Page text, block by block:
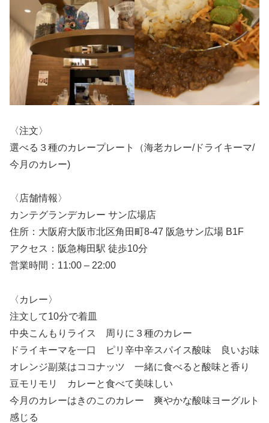
〈注文〉
選べる３種のカレープレート（海老カレー/ドライキーマ/
今月のカレー)
〈店舗情報〉
カンテグランデカレー サン広場店
住所：大阪府大阪市北区角田町8-47 阪急サン広場 B1F
アクセス：阪急梅田駅 徒歩10分
営業時間：11:00 – 22:00
〈カレー〉
注文して10分で着皿
中央こんもりライス 周りに３種のカレー
ドライキーマを一口 ピリ辛中辛スパイス酸味 良いお味
オレンジ副菜はココナッツ 一緒に食べると酸味と香り
豆モリモリ カレーと食べて美味しい
今月のカレーはきのこのカレー 爽やかな酸味ヨーグルト
感じる